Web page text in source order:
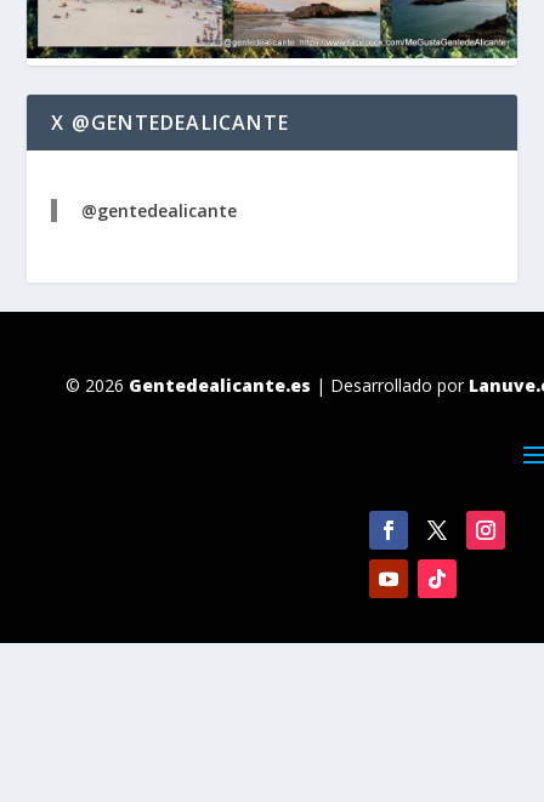
X @GENTEDEALICANTE
@gentedealicante
© 2026 Gentedealicante.es | Desarrollado por